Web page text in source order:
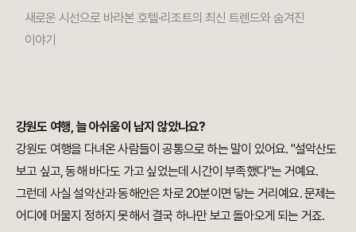
새로운 시선으로 바라본 호텔·리조트의 최신 트렌드와 숨겨진
이야기
강원도 여행, 늘 아쉬움이 남지 않았나요?
강원도 여행을 다녀온 사람들이 공통으로 하는 말이 있어요. "설악산도
보고 싶고, 동해 바다도 가고 싶었는데 시간이 부족했다"는 거예요.
그런데 사실 설악산과 동해안은 차로 20분이면 닿는 거리예요. 문제는
어디에 머물지 정하지 못해서 결국 하나만 보고 돌아오게 되는 거죠.